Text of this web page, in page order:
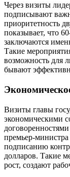
Через визиты
подписывают
приоритетность
показывает, что
заключаются
Такие
возможность для
бывают
Визиты главы
экономическими
премьер-
подписанию
долларов. Такие
рост, создают